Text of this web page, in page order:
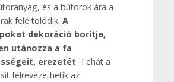
és a bútorok ára a
felé tolódik. A
dekoráció borítja,
utánozza a fa
erezetét. Tehát a
félrevezethetik az